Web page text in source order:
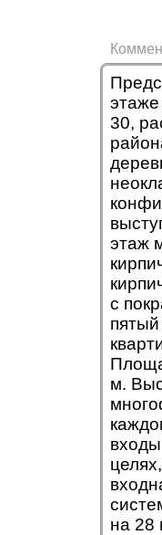
этаже
30,
этаж
с
м.
на 28